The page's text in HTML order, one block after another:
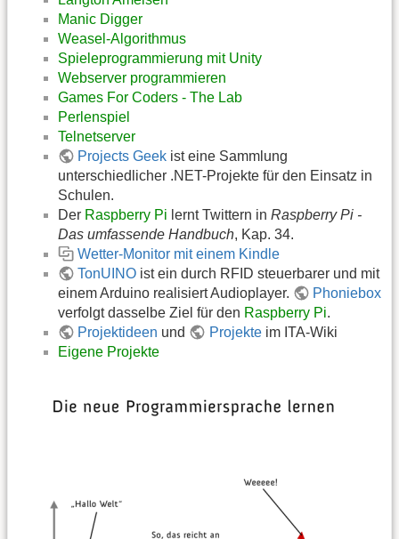
Manic Digger
Weasel-Algorithmus
Spieleprogrammierung mit Unity
Webserver programmieren
Games For Coders - The Lab
Perlenspiel
Telnetserver
Projects Geek ist eine Sammlung
unterschiedlicher .NET-Projekte für den Einsatz in
Schulen.
Der Raspberry Pi lernt Twittern in Raspberry Pi -
Das umfassende Handbuch, Kap. 34.
Wetter-Monitor mit einem Kindle
TonUINO ist ein durch RFID steuerbarer und mit
einem Arduino realisiert Audioplayer.
Phoniebox
verfolgt dasselbe Ziel für den Raspberry Pi.
Projektideen und Projekteim ITA-Wiki
Eigene Projekte